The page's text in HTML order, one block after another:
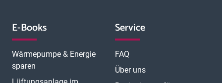
E-Books
Wärmepumpe & Energie
sparen
Service
FAQ
Über uns